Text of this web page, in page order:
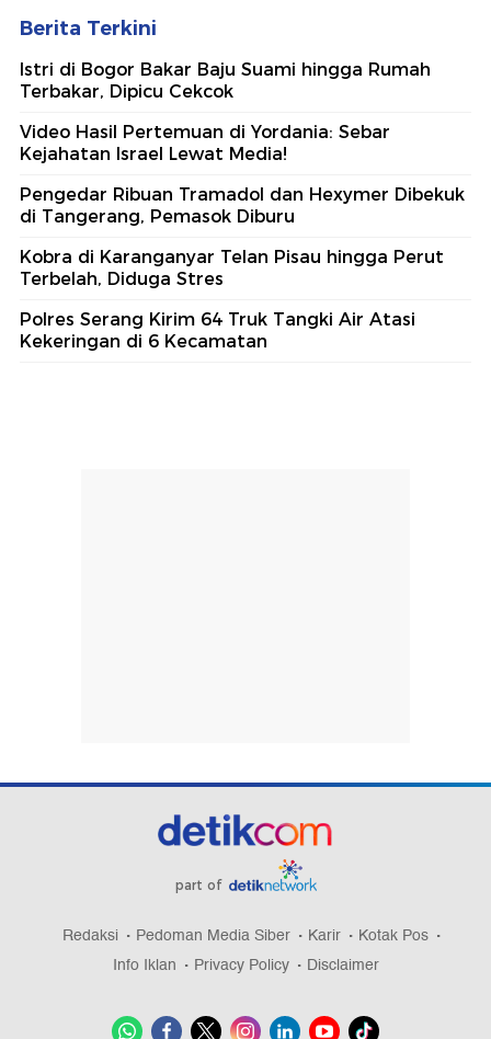
Berita Terkini
Istri di Bogor Bakar Baju Suami hingga Rumah
Terbakar, Dipicu Cekcok
Video Hasil Pertemuan di Yordania: Sebar
Kejahatan Israel Lewat Media!
Pengedar Ribuan Tramadol dan Hexymer Dibekuk
di Tangerang, Pemasok Diburu
Kobra di Karanganyar Telan Pisau hingga Perut
Terbelah, Diduga Stres
Polres Serang Kirim 64 Truk Tangki Air Atasi
Kekeringan di 6 Kecamatan
part of
Redaksi Pedoman Media Siber Karir
Kotak Pos
Info Iklan
Privacy Policy Disclaimer